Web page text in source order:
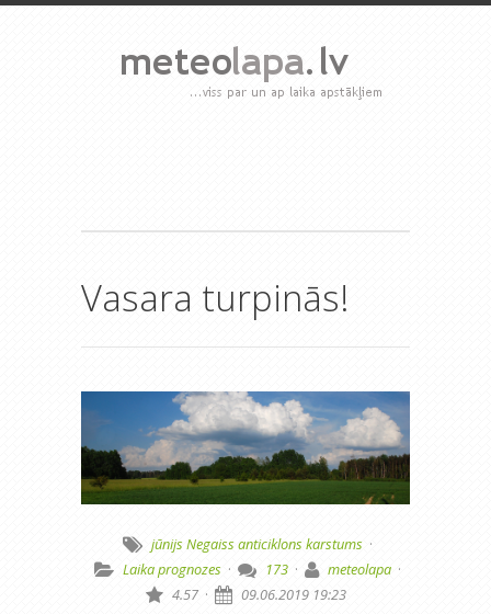
Vasara turpinās!
jūnijs Negaissanticiklons karstums ·
Laika prognozes · 173 · meteolapa ·
4.57 · 09.06.2019 19:23